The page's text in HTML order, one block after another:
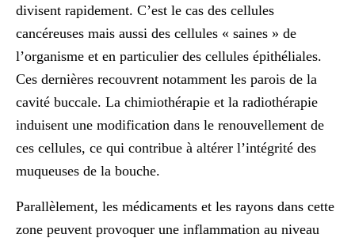
divisent rapidement. C’est le cas des cellules
cancéreuses mais aussi des cellules « saines » de
l’organisme et en particulier des cellules épithéliales.
Ces dernières recouvrent notamment les parois de la
cavité buccale. La chimiothérapie et la radiothérapie
induisent une modification dans le renouvellement de
ces cellules, ce qui contribue à altérer l’intégrité des
muqueuses de la bouche.
Parallèlement, les médicaments et les rayons dans cette
zone peuvent provoquer une inflammation au niveau